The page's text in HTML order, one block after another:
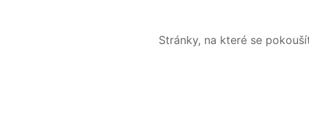
Stránky, na které se